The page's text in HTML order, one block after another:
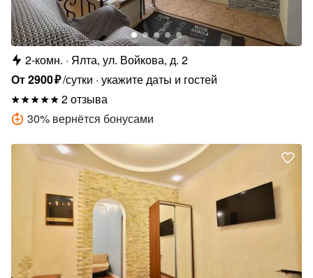
2-комн.
Ялта, ул. Войкова, д. 2
От2900₽/сутки укажите даты и гостей
2 отзыва
30% вернётся бонусами